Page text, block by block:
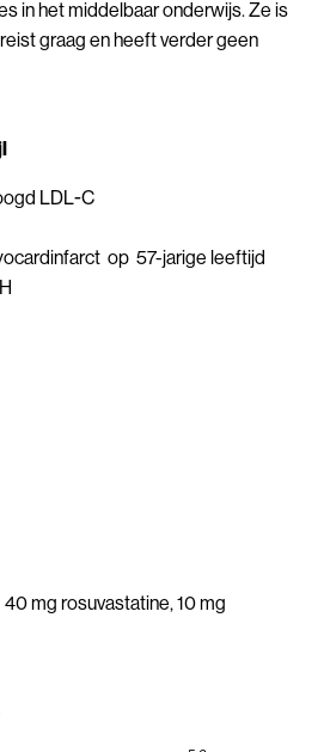
in het middelbaar onderwijs. Ze is
graag en heeft verder geen
LDL-C
op 57-jarige leeftijd
mg rosuvastatine, 10 mg